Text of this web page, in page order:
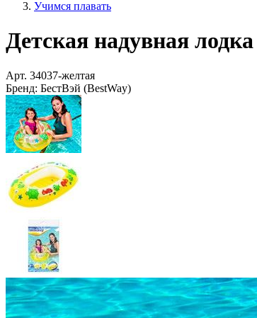
Учимся плавать
Детская надувная
Арт. 34037-желтая
Бренд: БестВэй (BestWay)